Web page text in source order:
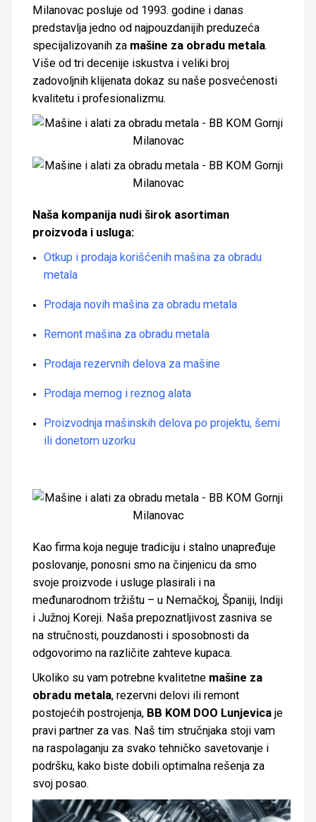
Milanovac posluje od 1993. godine i danas
predstavlja jedno od najpouzdanijih preduzeća
specijalizovanih za mašine za obradu metala.
Više od tri decenije iskustva i veliki broj
zadovoljnih klijenata dokaz su naše posvećenosti
kvalitetu i profesionalizmu.
Naša kompanija nudi širok asortiman
proizvoda i usluga:
Otkup i prodaja korišćenih mašina za obradu
metala
Prodaja novih mašina za obradu metala
Remont mašina za obradu metala
Prodaja rezervnih delova za mašine
Prodaja mernog i reznog alata
Proizvodnja mašinskih delova po projektu, šemi
ili donetom uzorku
Kao firma koja neguje tradiciju i stalno unapređuje
poslovanje, ponosni smo na činjenicu da smo
svoje proizvode i usluge plasirali i na
međunarodnom tržištu – u Nemačkoj, Španiji, Indiji
i Južnoj Koreji. Naša prepoznatljivost zasniva se
na stručnosti, pouzdanosti i sposobnosti da
odgovorimo na različite zahteve kupaca.
Ukoliko su vam potrebne kvalitetne mašine za
obradu metala, rezervni delovi ili remont
postojećih postrojenja, BB KOM DOO Lunjevica je
pravi partner za vas. Naš tim stručnjaka stoji vam
na raspolaganju za svako tehničko savetovanje i
podršku, kako biste dobili optimalna rešenja za
svoj posao.